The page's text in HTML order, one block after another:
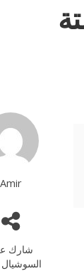
Amir
شارك
السوشيال